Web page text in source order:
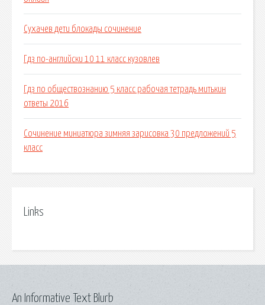
Сухачев дети блокады сочинение
Гдз по-английски 10 11 класс кузовлев
Гдз по обществознанию 5 класс рабочая тетрадь митькин
ответы 2016
Сочинение миниатюра зимняя зарисовка 30 предложений 5
класс
Links
An Informative Text Blurb